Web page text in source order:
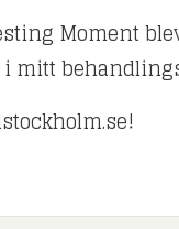
Moment
mitt